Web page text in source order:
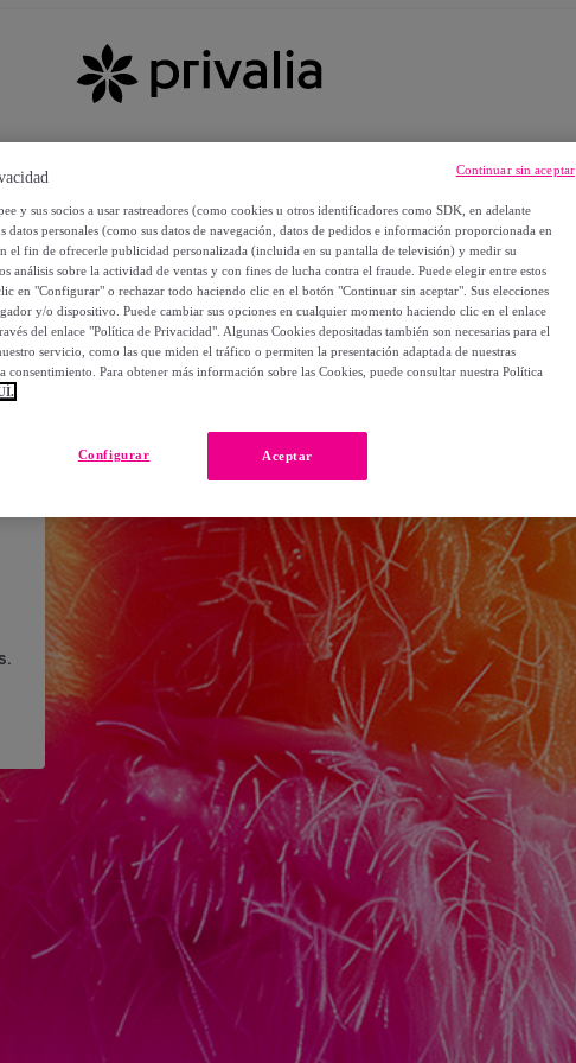
y sus socios a usar rastreadores (como cookies u otros identificadores como SDK, en adelante
datos personales (como sus datos de navegación, datos de pedidos e información proporcionada en
el fin de ofrecerle publicidad personalizada (incluida en su pantalla de televisión) y medir su
análisis sobre la actividad de ventas y con fines de lucha contra el fraude. Puede elegir entre estos
en "Configurar" o rechazar todo haciendo clic en el botón "Continuar sin aceptar". Sus elecciones
y/o dispositivo. Puede cambiar sus opciones en cualquier momento haciendo clic en el enlace
del enlace "Política de Privacidad". Algunas Cookies depositadas también son necesarias para el
servicio, como las que miden el tráfico o permiten la presentación adaptada de nuestras
consentimiento. Para obtener más información sobre las Cookies, puede consultar nuestra Política
Aceptar
Configurar
Continuar sin aceptar